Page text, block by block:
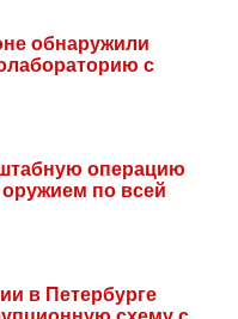
обнаружили
с
операцию
по всей
в Петербурге